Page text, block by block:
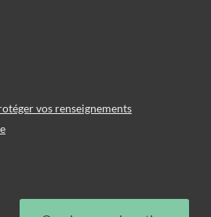
vos renseignements